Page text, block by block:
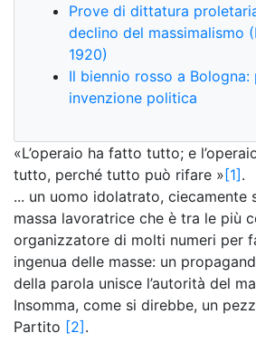
Prove di dittatura
declino del massimalismo
1920)
Il biennio rosso a Bologna:
invenzione politica
«L’operaio ha fatto tutto; e
tutto, perché tutto può rifare »[1].
... un uomo idolatrato, ciecamente
massa lavoratrice che è tra le più
organizzatore di molti numeri per
ingenua delle masse: un
della parola unisce l’autorità del
Insomma, come si direbbe, un
Partito [2].